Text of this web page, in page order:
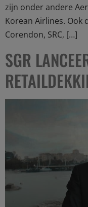
zijn onder andere
Korean Airlines. Ook
Corendon, SRC, […]
SGR